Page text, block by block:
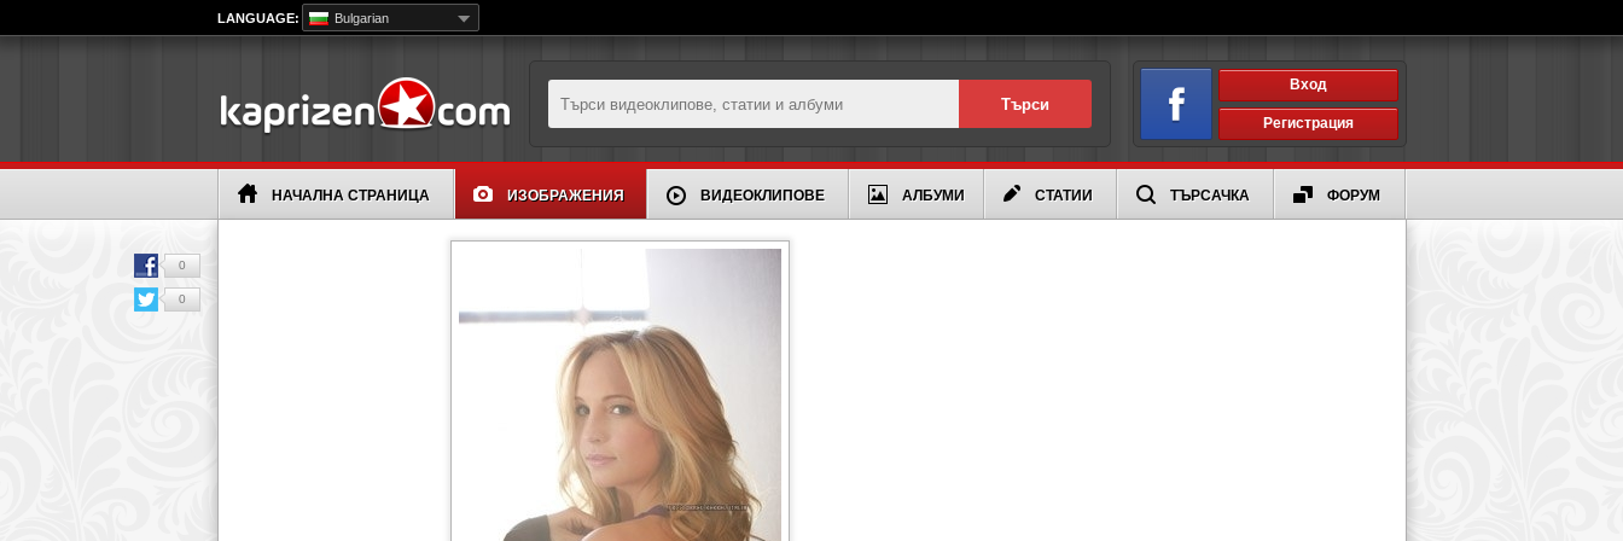
LANGUAGE: Bulgarian
Вход
Регистрация
НАЧАЛНА СТРАНИЦА ИЗОБРАЖЕНИЯ ВИДЕОКЛИПОВЕ АЛБУМИ СТАТИИ ТЪРСАЧКА ФОРУМ
0
0